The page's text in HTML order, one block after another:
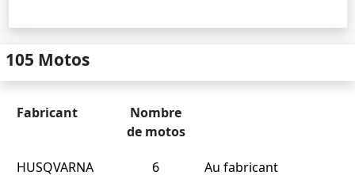
105 Motos
Fabricant
Nombre
de motos
HUSQVARNA 6
Au fabricant